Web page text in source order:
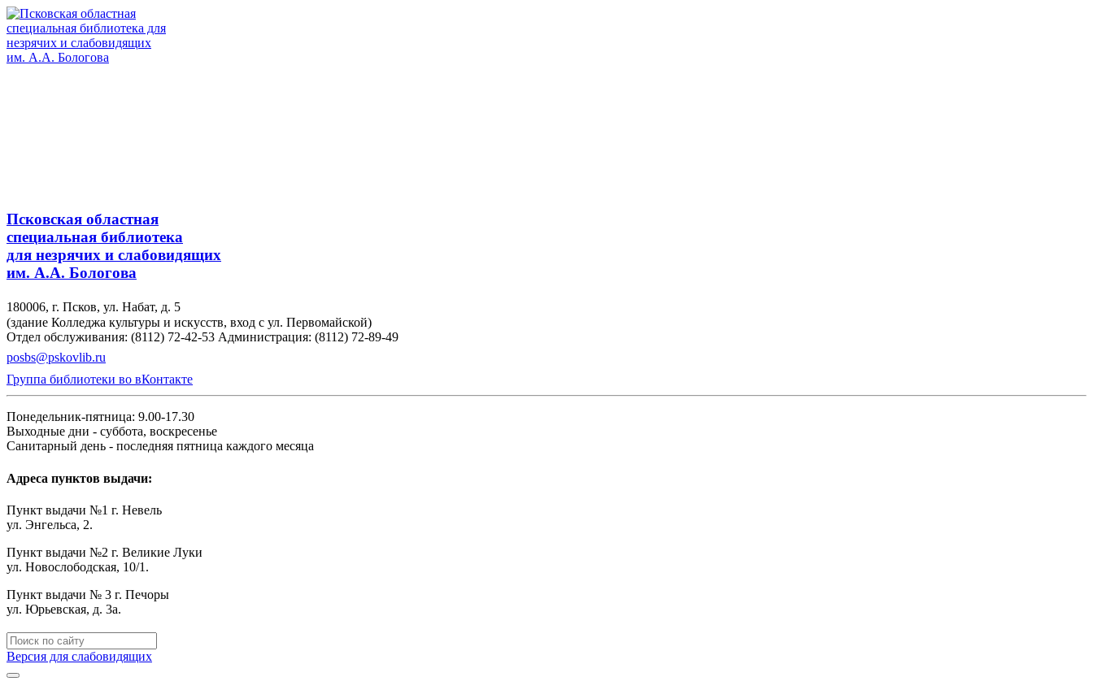
Псковская областная
специальная библиотека
для незрячих и слабовидящих
им. А.А. Бологова
180006, г. Псков, ул. Набат, д. 5
(здание Колледжа культуры и искусств, вход с ул. Первомайской)
Отдел обслуживания: (8112) 72-42-53 Администрация: (8112) 72-89-49
posbs@pskovlib.ru
Группа библиотеки во вКонтакте
Понедельник-пятница: 9.00-17.30
Выходные дни - суббота, воскресенье
Санитарный день - последняя пятница каждого месяца
Адреса пунктов выдачи:
Пункт выдачи №1 г. Невель
ул. Энгельса, 2.
Пункт выдачи №2 г. Великие Луки
ул. Новослободская, 10/1.
Пункт выдачи № 3 г. Печоры
ул. Юрьевская, д. 3а.
Версия для слабовидящих